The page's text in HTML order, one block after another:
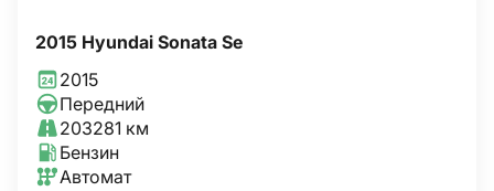
2015 Hyundai Sonata Se
2015
Передний
203281 км
Бензин
Автомат